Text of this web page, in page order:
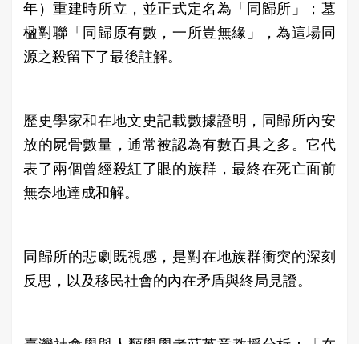
年）重建時所立，並正式定名為「同歸所」；墓
楹對聯「同歸原有數，一所豈無緣」，為這場同
源之殺留下了最後註解。
歷史學家和在地文史記載​數據證明，同歸所內安
放的屍骨數量，通常被認為有數百具之多。它代
表了兩個曾經殺紅了眼的族群，最終在死亡面前
無奈地達成和解。
同歸所的悲劇既視感，是對在地族群衝突的深刻
反思，以及​移民社會的內在矛盾與終局見證。